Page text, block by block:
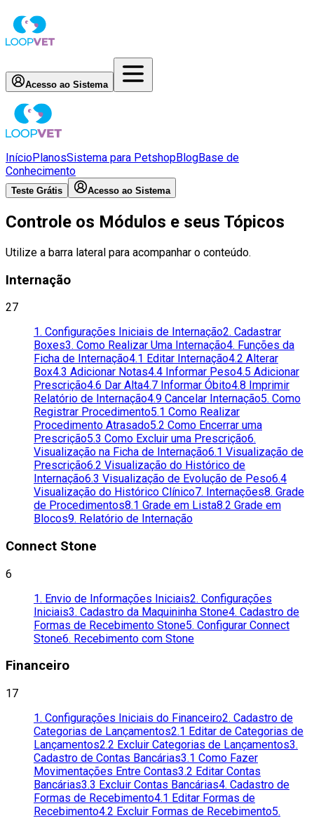
Acesso ao Sistema
InícioPlanosSistema para PetshopBlogBase de
Conhecimento
Teste Grátis Acesso ao Sistema
Controle os Módulos e seus Tópicos
Utilize a barra lateral para acompanhar o conteúdo.
Internação
27
1. Configurações Iniciais de Internação2. Cadastrar
Boxes3. Como Realizar Uma Internação4. Funções da
Ficha de Internação4.1 Editar Internação4.2 Alterar
Box4.3 Adicionar Notas4.4 Informar Peso4.5 Adicionar
Prescrição4.6 Dar Alta4.7 Informar Óbito4.8 Imprimir
Relatório de Internação4.9 Cancelar Internação5. Como
Registrar Procedimento5.1 Como Realizar
Procedimento Atrasado5.2 Como Encerrar uma
Prescrição5.3 Como Excluir uma Prescrição6.
Visualização na Ficha de Internação6.1 Visualização de
Prescrição6.2 Visualização do Histórico de
Internação6.3 Visualização de Evolução de Peso6.4
Visualização do Histórico Clínico7. Internações8. Grade
de Procedimentos8.1 Grade em Lista8.2 Grade em
Blocos9. Relatório de Internação
Connect Stone
6
1. Envio de Informações Iniciais2. Configurações
Iniciais3. Cadastro da Maquininha Stone4. Cadastro de
Formas de Recebimento Stone5. Configurar Connect
Stone6. Recebimento com Stone
Financeiro
17
1. Configurações Iniciais do Financeiro2. Cadastro de
Categorias de Lançamentos2.1 Editar de Categorias de
Lançamentos2.2 Excluir Categorias de Lançamentos3.
Cadastro de Contas Bancárias3.1 Como Fazer
Movimentações Entre Contas3.2 Editar Contas
Bancárias3.3 Excluir Contas Bancárias4. Cadastro de
Formas de Recebimento4.1 Editar Formas de
Recebimento4.2 Excluir Formas de Recebimento5.